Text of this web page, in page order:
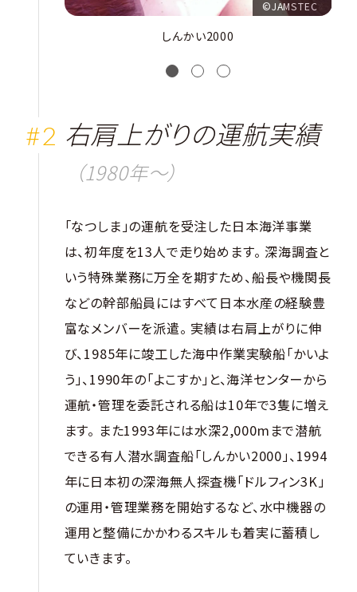
©JAMSTEC
しんかい2000
1 2 3
右肩上がりの運航実績
（1980年〜）
「なつしま」の運航を受注した日本海洋事業
は、初年度を13人で走り始めます。 深海調査と
いう特殊業務に万全を期すため、船長や機関長
などの幹部船員にはすべて日本水産の経験豊
富なメンバーを派遣。 実績は右肩上がりに伸
び、1985年に竣工した海中作業実験船「かいよ
う」、1990年の「よこすか」と、海洋センターから
運航・管理を委託される船は10年で3隻に増え
ます。 また1993年には水深2,000mまで潜航
できる有人潜水調査船「しんかい2000」、1994
年に日本初の深海無人探査機「ドルフィン3K」
の運用・管理業務を開始するなど、水中機器の
運用と整備にかかわるスキルも着実に蓄積し
ていきます。